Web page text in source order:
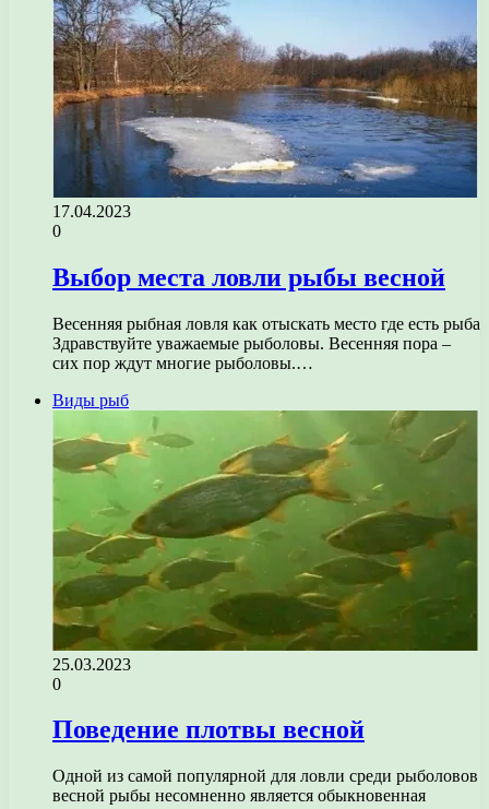
17.04.2023
0
Выбор места ловли рыбы весной
Весенняя рыбная ловля как отыскать место где есть рыба
Здравствуйте уважаемые рыболовы. Весенняя пора –
сих пор ждут многие рыболовы.…
Виды рыб
25.03.2023
0
Поведение плотвы весной
Одной из самой популярной для ловли среди рыболовов
весной рыбы несомненно является обыкновенная